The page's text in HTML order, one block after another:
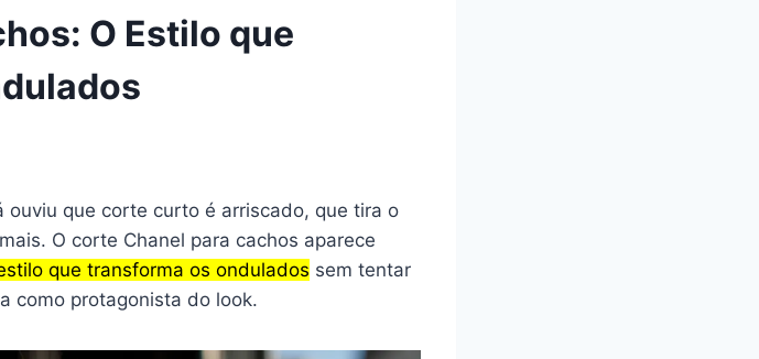
O Estilo que
que corte curto é arriscado, que tira o
O corte Chanel para cachos aparece
que transforma os ondulados sem tentar
como protagonista do look.